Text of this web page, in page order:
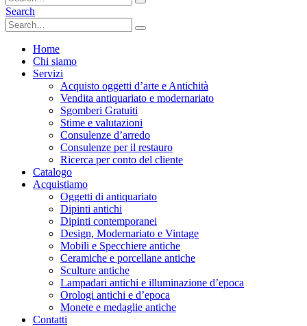
Search
Home
Chi siamo
Servizi
Acquisto oggetti d’arte e Antichità
Vendita antiquariato e modernariato
Sgomberi Gratuiti
Stime e valutazioni
Consulenze d’arredo
Consulenze per il restauro
Ricerca per conto del cliente
Catalogo
Acquistiamo
Oggetti di antiquariato
Dipinti antichi
Dipinti contemporanei
Design, Modernariato e Vintage
Mobili e Specchiere antiche
Ceramiche e porcellane antiche
Sculture antiche
Lampadari antichi e illuminazione d’epoca
Orologi antichi e d’epoca
Monete e medaglie antiche
Contatti